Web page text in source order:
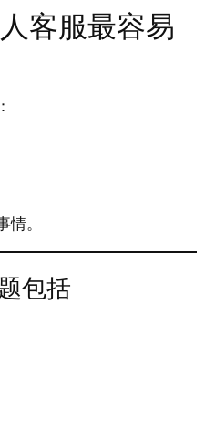
客服最容易
。
包括